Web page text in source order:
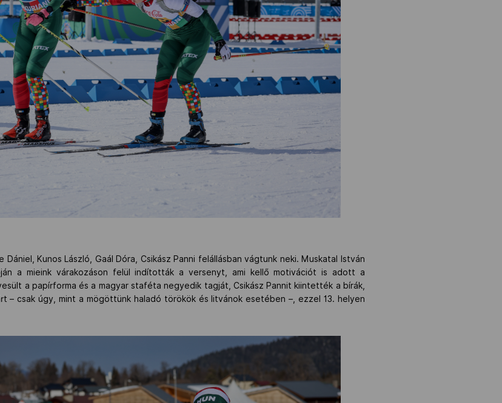
Kunos László, Gaál Dóra, Csikász Panni felállásban vágtunk neki. Muskatal István
a mieink várakozáson felül indították a versenyt, ami kellő motivációt is adott a
a papírforma és a magyar staféta negyedik tagját, Csikász Pannit kiintették a bírák,
– csak úgy, mint a mögöttünk haladó törökök és litvánok esetében –, ezzel 13. helyen